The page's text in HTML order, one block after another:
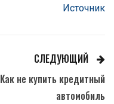
Источник
СЛЕДУЮЩИЙ
Как не купить кредитный
автомобиль